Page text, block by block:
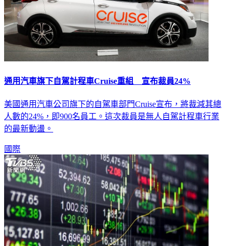
通用汽車旗下自駕計程車Cruise重組 宣布裁員24%
美國通用汽車公司旗下的自駕車部門Cruise宣布，將裁減其總
人數的24%，即900名員工。這次裁員是無人自駕計程車行業
的最新動盪。
國際